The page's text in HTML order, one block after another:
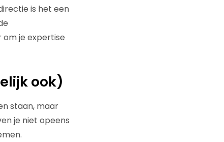
is het een
je expertise
ook)
staan, maar
je niet opeens